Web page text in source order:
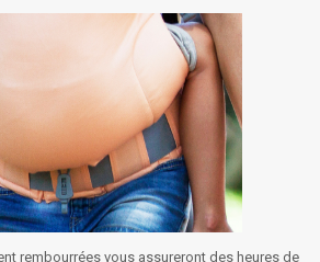
rembourrées vous assureront des heures de